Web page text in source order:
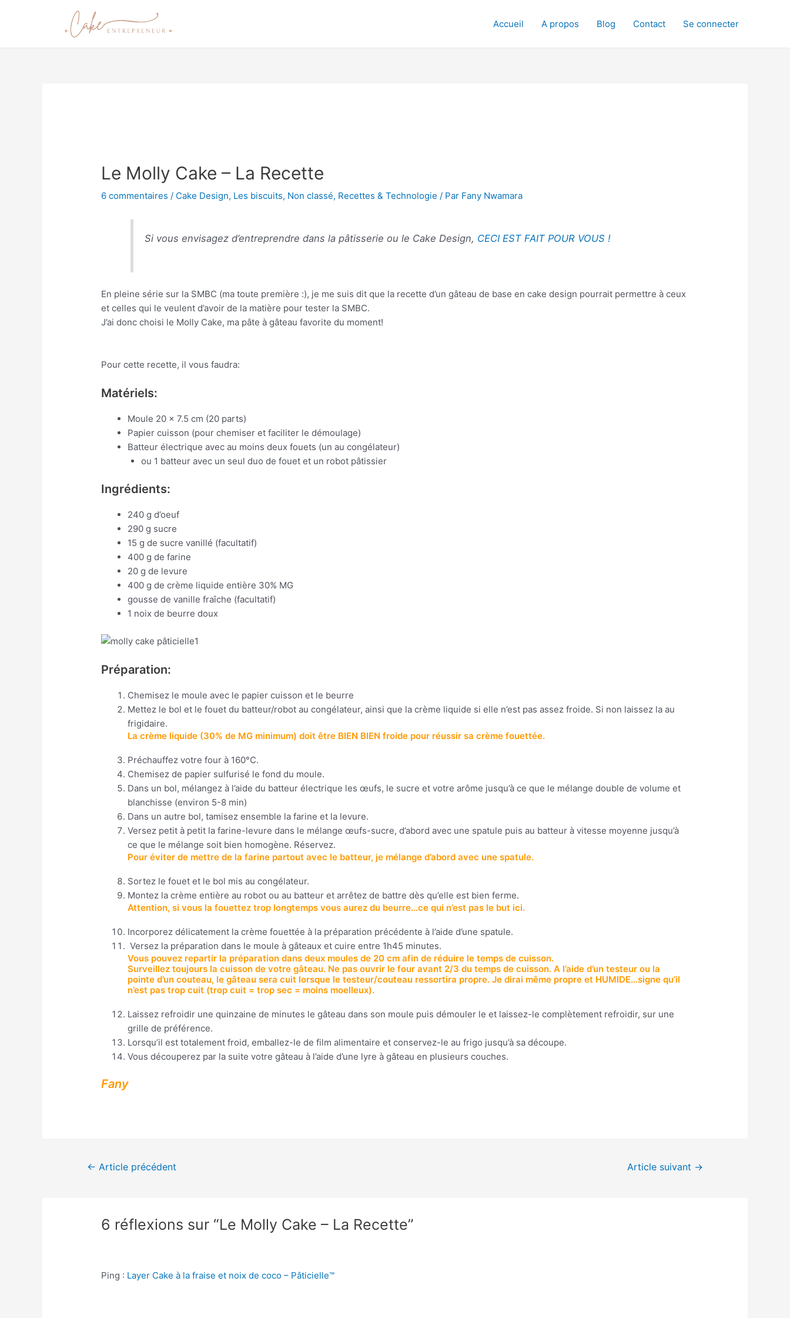
Accueil A propos Blog Contact Se connecter
Le Molly Cake – La Recette
6 commentaires / Cake Design, Les biscuits, Non classé, Recettes & Technologie / Par Fany Nwamara
Si vous envisagez d’entreprendre dans la pâtisserie ou le Cake Design, CECI EST FAIT POUR VOUS !
En pleine série sur la SMBC (ma toute première :), je me suis dit que la recette d’un gâteau de base en cake design pourrait permettre à ceux
et celles qui le veulent d’avoir de la matière pour tester la SMBC.
J’ai donc choisi le Molly Cake, ma pâte à gâteau favorite du moment!
Pour cette recette, il vous faudra:
Matériels:
Moule 20 x 7.5 cm (20 parts)
Papier cuisson (pour chemiser et faciliter le démoulage)
Batteur électrique avec au moins deux fouets (un au congélateur)
ou 1 batteur avec un seul duo de fouet et un robot pâtissier
Ingrédients:
240 g d’oeuf
290 g sucre
15 g de sucre vanillé (facultatif)
400 g de farine
20 g de levure
400 g de crème liquide entière 30% MG
gousse de vanille fraîche (facultatif)
1 noix de beurre doux
Préparation:
Chemisez le moule avec le papier cuisson et le beurre
Mettez le bol et le fouet du batteur/robot au congélateur, ainsi que la crème liquide si elle n’est pas assez froide. Si non laissez la au
frigidaire.
La crème liquide (30% de MG minimum) doit être BIEN BIEN froide pour réussir sa crème fouettée.
Préchauffez votre four à 160°C.
Chemisez de papier sulfurisé le fond du moule.
Dans un bol, mélangez à l’aide du batteur électrique les œufs, le sucre et votre arôme jusqu’à ce que le mélange double de volume et
blanchisse (environ 5-8 min)
Dans un autre bol, tamisez ensemble la farine et la levure.
Versez petit à petit la farine-levure dans le mélange œufs-sucre, d’abord avec une spatule puis au batteur à vitesse moyenne jusqu’à
ce que le mélange soit bien homogène. Réservez.
Pour éviter de mettre de la farine partout avec le batteur, je mélange d’abord avec une spatule.
Sortez le fouet et le bol mis au congélateur.
Montez la crème entière au robot ou au batteur et arrêtez de battre dès qu’elle est bien ferme.
Attention, si vous la fouettez trop longtemps vous aurez du beurre…ce qui n’est pas le but ici.
Incorporez délicatement la crème fouettée à la préparation précédente à l’aide d’une spatule.
Versez la préparation dans le moule à gâteaux et cuire entre 1h45 minutes.
Vous pouvez repartir la préparation dans deux moules de 20 cm afin de réduire le temps de cuisson.
Surveillez toujours la cuisson de votre gâteau. Ne pas ouvrir le four avant 2/3 du temps de cuisson. A l’aide d’un testeur ou la
pointe d’un couteau, le gâteau sera cuit lorsque le testeur/couteau ressortira propre. Je dirai même propre et HUMIDE…signe qu’il
n’est pas trop cuit (trop cuit = trop sec = moins moelleux).
Laissez refroidir une quinzaine de minutes le gâteau dans son moule puis démouler le et laissez-le complètement refroidir, sur une
grille de préférence.
Lorsqu’il est totalement froid, emballez-le de film alimentaire et conservez-le au frigo jusqu’à sa découpe.
Vous découperez par la suite votre gâteau à l’aide d’une lyre à gâteau en plusieurs couches.
Fany
← Article précédent Article suivant →
6 réflexions sur “Le Molly Cake – La Recette”
Ping : Layer Cake à la fraise et noix de coco – Pâticielle™